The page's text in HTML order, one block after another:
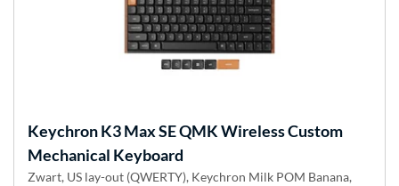
KeychronK3 Max SE QMK Wireless Custom
Mechanical Keyboard
Zwart, US lay-out (QWERTY), Keychron Milk POM Banana,